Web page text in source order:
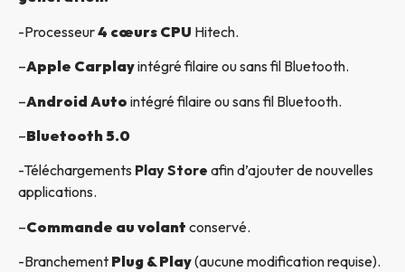
-Processeur4 cœurs CPU Hitech.
–Apple Carplayintégré filaire ou sans fil Bluetooth.
–Android Auto intégré filaire ou sans fil Bluetooth.
–Bluetooth 5.0
-Téléchargements Play Store afin d’ajouter de nouvelles
applications.
–Commande au volant conservé.
-Branchement Plug & Play(aucune modification requise).